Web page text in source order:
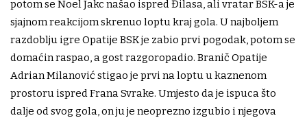
potom se Noel Jakc našao ispred Đilasa, ali vratar BSK-a je
sjajnom reakcijom skrenuo loptu kraj gola. U najboljem
razdoblju igre Opatije BSK je zabio prvi pogodak, potom se
domaćin raspao, a gost razgoropadio. Branič Opatije
Adrian Milanović stigao je prvi na loptu u kaznenom
prostoru ispred Frana Svrake. Umjesto da je ispuca što
dalje od svog gola, on ju je neoprezno izgubio i njegova